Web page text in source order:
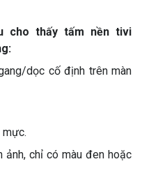
cho thấy tấm nền tivi
dọc cố định trên màn
mực.
ảnh, chỉ có màu đen hoặc